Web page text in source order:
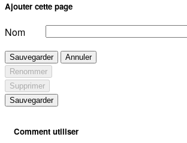
Ajouter cette page
Nom
Sauvegarder
Annuler
Renommer
Supprimer
Sauvegarder
Comment utiliser